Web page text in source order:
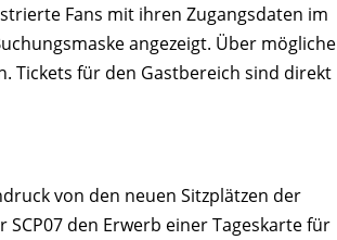
Fans mit ihren Zugangsdaten im
angezeigt. Über mögliche
Tickets für den Gastbereich sind direkt
von den neuen Sitzplätzen der
den Erwerb einer Tageskarte für